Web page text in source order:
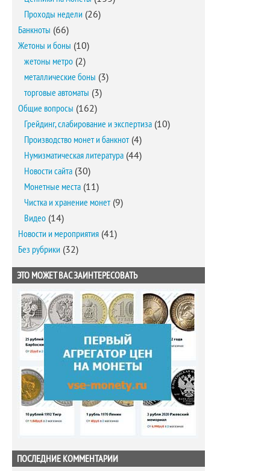
Проходы недели (26)
Банкноты (66)
Жетоны и боны (10)
жетоны метро (2)
металлические боны (3)
торговые автоматы (3)
Общие вопросы (162)
Грейдинг, слабирование и экспертиза (10)
Производство монет и банкнот(4)
Нумизматическая литература (44)
Новости сайта (30)
Монетные места (11)
Чистка и хранение монет(9)
Видео (14)
Новости и мероприятия (41)
Без рубрики (32)
ЭТО МОЖЕТ ВАС ЗАИНТЕРЕСОВАТЬ
ПОСЛЕДНИЕ КОММЕНТАРИИ